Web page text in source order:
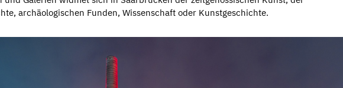
archäologischen Funden, Wissenschaft oder Kunstgeschichte.